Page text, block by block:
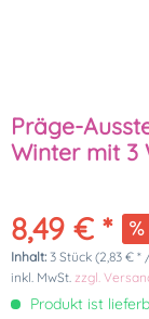
Präge-
Winter mit 3
8,49 € *
Inhalt: 3 Stück (2,83 € *
inkl. MwSt. zzgl.
Produkt ist